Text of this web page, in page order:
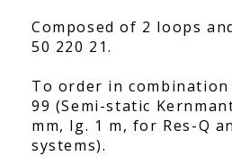
Composed of 2 loops
50 220 21.
To order in combination
99 (Semi-static
mm, lg. 1 m, for Res-Q
systems).